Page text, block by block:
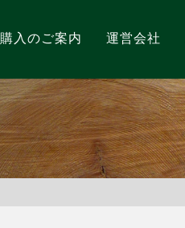
購入のご案内 運営会社